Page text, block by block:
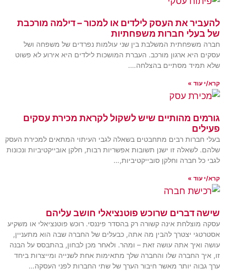
להעביר את העסק לילדים או למכור – דילמה מורכבת
של בעלי חברות משפחתיות
חברה משפחתית המשלבת בין שני עולמות נפרדים של משפחה ושל
עסקים היא ארגון מורכב. העברת המושכות לילדים היא אירוע לא פשוט
שלא תמיד מסתיים בהצלחה….
קרא/י עוד »
גורמים מהותיים שיש לשקול לקראת מכירת עסקים
פעילים
בעלי חברות רבים מתחבטים בשאלה לגבי העיתוי המתאים למכירת העסק
שלהם. לשאלה זו ישנן תשובות אפשריות רבות, חלקן אובייקטיביות ונכונות
לגבי כל חברה וחלקן סובייקטיביות,…
קרא/י עוד »
שישה דברים שרוכש פוטנציאלי חושב עליהם
עסקה מוצלחת אינה קשורה רק בהסדר פיננסי. רוכש פוטנציאלי או משקיע
אסטרטגי יצטרך להבין מה אתה, כבעלים של החברה שבה הוא מתעניין,
עושה ואיך אתה עושה זאת – ומהר. ולאחר מכן לבחון, בהתבסס על הבנה
זו, איך החברה שלו והחברה שלך מתאימות אחת לשנייה ומייצרות ביחד
ערך גבוה יותר מאשר חיבור הערך של שתי החברות לפני העסקה…